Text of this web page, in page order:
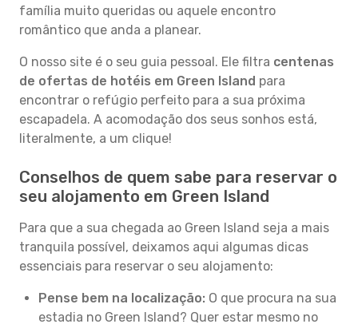
família muito queridas ou aquele encontro
romântico que anda a planear.
O nosso site é o seu guia pessoal. Ele filtra centenas
de ofertas de hotéis em Green Island para
encontrar o refúgio perfeito para a sua próxima
escapadela. A acomodação dos seus sonhos está,
literalmente, a um clique!
Conselhos de quem sabe para reservar o
seu alojamento em Green Island
Para que a sua chegada ao Green Island seja a mais
tranquila possível, deixamos aqui algumas dicas
essenciais para reservar o seu alojamento:
Pense bem na localização: O que procura na sua
estadia no Green Island? Quer estar mesmo no